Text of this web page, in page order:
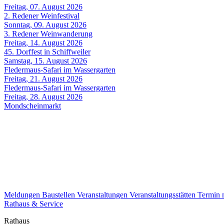
Freitag, 07. August 2026
2. Redener Weinfestival
Sonntag, 09. August 2026
3. Redener Weinwanderung
Freitag, 14. August 2026
45. Dorffest in Schiffweiler
Samstag, 15. August 2026
Fledermaus-Safari im Wassergarten
Freitag, 21. August 2026
Fledermaus-Safari im Wassergarten
Freitag, 28. August 2026
Mondscheinmarkt
Meldungen Baustellen Veranstaltungen Veranstaltungsstätten Termin
Rathaus & Service
Rathaus